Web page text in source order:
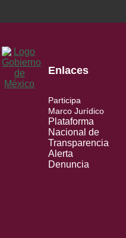
Enlaces
Participa
Marco Jurídico
Plataforma
Nacional de
Transparencia
Alerta
Denuncia